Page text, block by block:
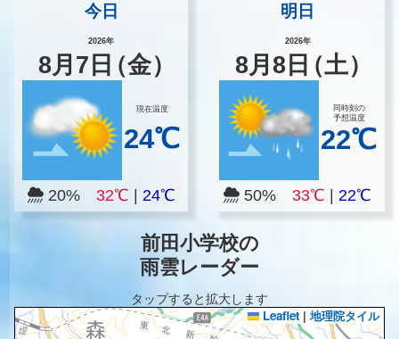
今日
2026年
8月 7 日（金）
現在温度
24℃
20% 32℃ 24℃
明日
2026年
8月8 日（土）
同時刻の
予想温度
22℃
50%33℃ |22℃
前田小学校の
雨雲レーダー
タップすると拡大します
Leaflet | 地理院タイル